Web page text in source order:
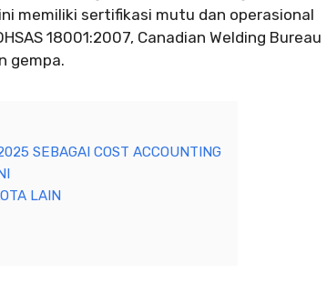
memiliki sertifikasi mutu dan operasional
18001:2007, Canadian Welding Bureau
gempa.
SEBAGAI COST ACCOUNTING
LAIN